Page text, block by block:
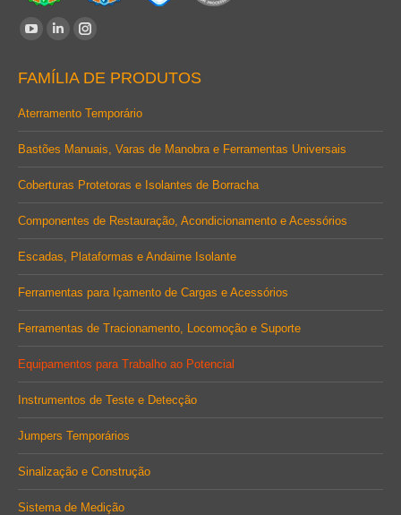
Encontre-nos em:
opens
in
window
Linkedin
opens
in
window
Instagram
opens
in
window
FAMÍLIA DE PRODUTOS
Aterramento Temporário
Bastões Manuais, Varas de Manobra e Ferramentas Universais
Coberturas Protetoras e Isolantes de Borracha
Componentes de Restauração, Acondicionamento e Acessórios
Escadas, Plataformas e Andaime Isolante
Ferramentas para Içamento de Cargas e Acessórios
Ferramentas de Tracionamento, Locomoção e Suporte
Equipamentos para Trabalho ao Potencial
Instrumentos de Teste e Detecção
Jumpers Temporários
Sinalização e Construção
Sistema de Medição